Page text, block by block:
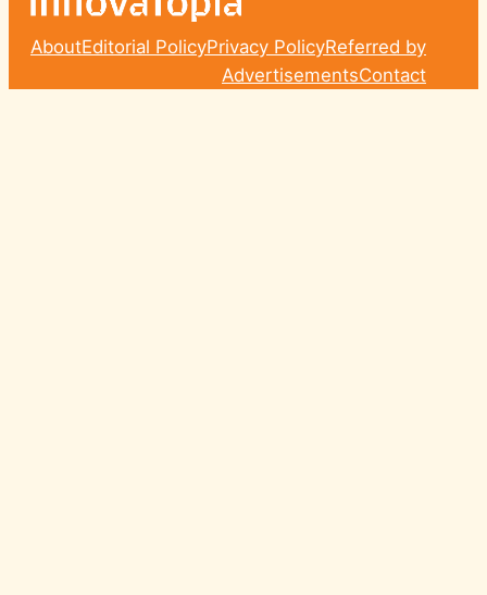
AboutEditorial PolicyPrivacy PolicyReferred by
AdvertisementsContact